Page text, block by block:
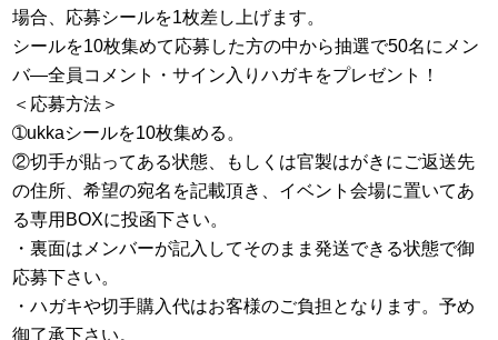
場合、応募シールを1枚差し上げます。
シールを10枚集めて応募した方の中から抽選で50名にメン
バ―全員コメント・サイン入りハガキをプレゼント！
＜応募方法＞
➀ukkaシールを10枚集める。
②切手が貼ってある状態、もしくは官製はがきにご返送先
の住所、希望の宛名を記載頂き、イベント会場に置いてあ
る専用BOXに投函下さい。
・裏面はメンバーが記入してそのまま発送できる状態で御
応募下さい。
・ハガキや切手購入代はお客様のご負担となります。予め
御了承下さい。